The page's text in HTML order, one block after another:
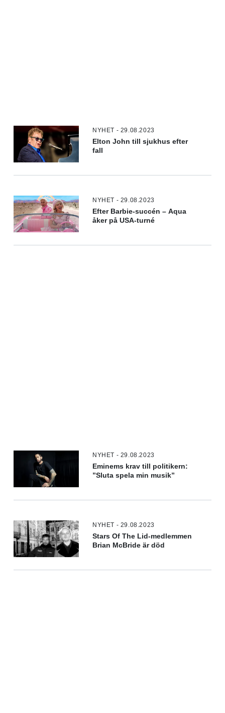
NYHET - 29.08.2023
Elton John till sjukhus efter
fall
NYHET - 29.08.2023
Efter Barbie-succén – Aqua
åker på USA-turné
NYHET - 29.08.2023
Eminems krav till politikern:
”Sluta spela min musik”
NYHET - 29.08.2023
Stars Of The Lid-medlemmen
Brian McBride är död